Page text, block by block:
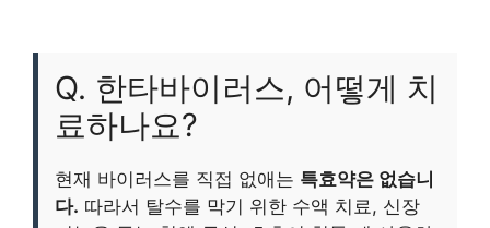
Q. 한타바이러스, 어떻게 치
료하나요?
현재 바이러스를 직접 없애는 특효약은 없습니
다. 따라서 탈수를 막기 위한 수액 치료, 신장